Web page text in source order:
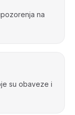
na
su obaveze i